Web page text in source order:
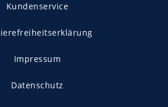
Kundenservice
Impressum
Datenschutz